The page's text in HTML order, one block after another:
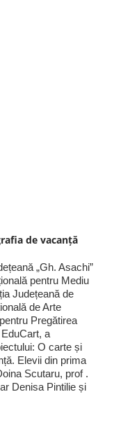
de vacanță
„Gh. Asachi”
pentru Mediu
Județeană de
de Arte
Pregătirea
a
O carte și
Elevii din prima
Scutaru, prof .
Denisa Pintilie și